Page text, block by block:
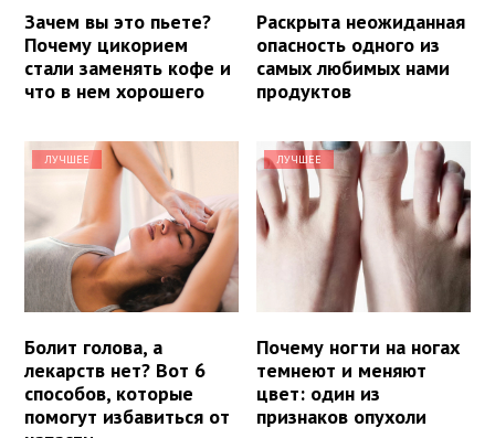
Зачем вы это пьете?
Почему цикорием
стали заменять кофе и
что в нем хорошего
Раскрыта неожиданная
опасность одного из
самых любимых нами
продуктов
ЛУЧШЕЕ
Болит голова, а
лекарств нет? Вот 6
способов, которые
помогут избавиться от
ЛУЧШЕЕ
Почему ногти на ногах
темнеют и меняют
цвет: один из
признаков опухоли